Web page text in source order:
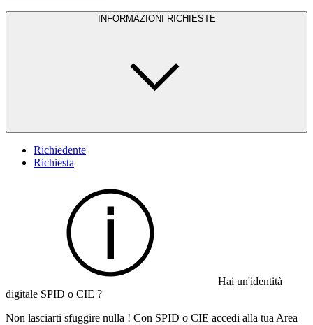
INFORMAZIONI RICHIESTE
Richiedente
Richiesta
Hai un'identità
digitale SPID o CIE ?
Non lasciarti sfuggire nulla ! Con SPID o CIE accedi alla tua Area